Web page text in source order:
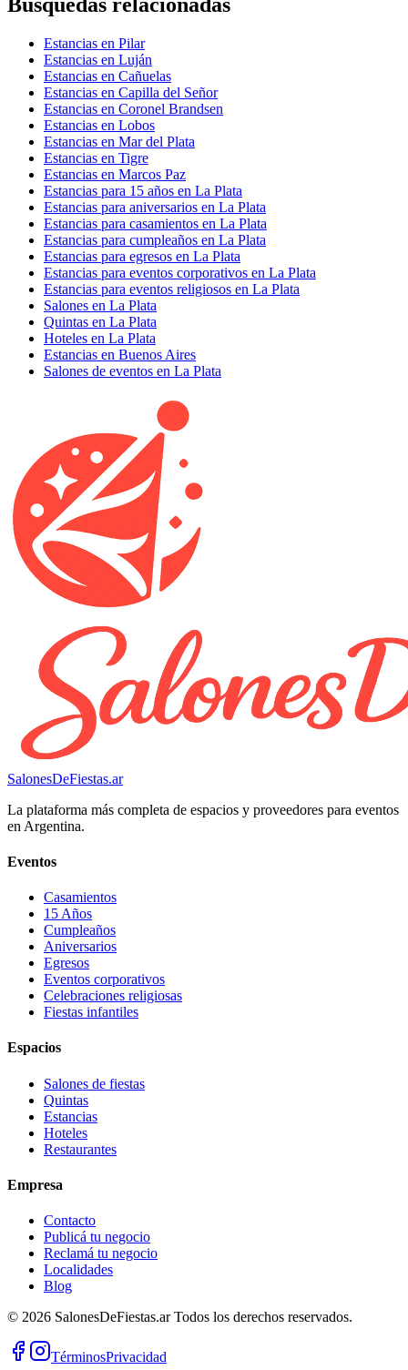
Estancias en Pilar
Estancias en Luján
Estancias en Cañuelas
Estancias en Capilla del Señor
Estancias en Coronel Brandsen
Estancias en Lobos
Estancias en Mar del Plata
Estancias en Tigre
Estancias en Marcos Paz
Estancias para 15 años en La Plata
Estancias para aniversarios en La Plata
Estancias para casamientos en La Plata
Estancias para cumpleaños en La Plata
Estancias para egresos en La Plata
Estancias para eventos corporativos en La Plata
Estancias para eventos religiosos en La Plata
Salones en La Plata
Quintas en La Plata
Hoteles en La Plata
Estancias en Buenos Aires
Salones de eventos en La Plata
SalonesDeFiestas.ar
La plataforma más completa de espacios y proveedores para eventos
en Argentina.
Eventos
Casamientos
15 Años
Cumpleaños
Aniversarios
Egresos
Eventos corporativos
Celebraciones religiosas
Fiestas infantiles
Espacios
Salones de fiestas
Quintas
Estancias
Hoteles
Restaurantes
Empresa
Contacto
Publicá tu negocio
Reclamá tu negocio
Localidades
Blog
© 2026 SalonesDeFiestas.arTodos los derechos reservados.
TérminosPrivacidad